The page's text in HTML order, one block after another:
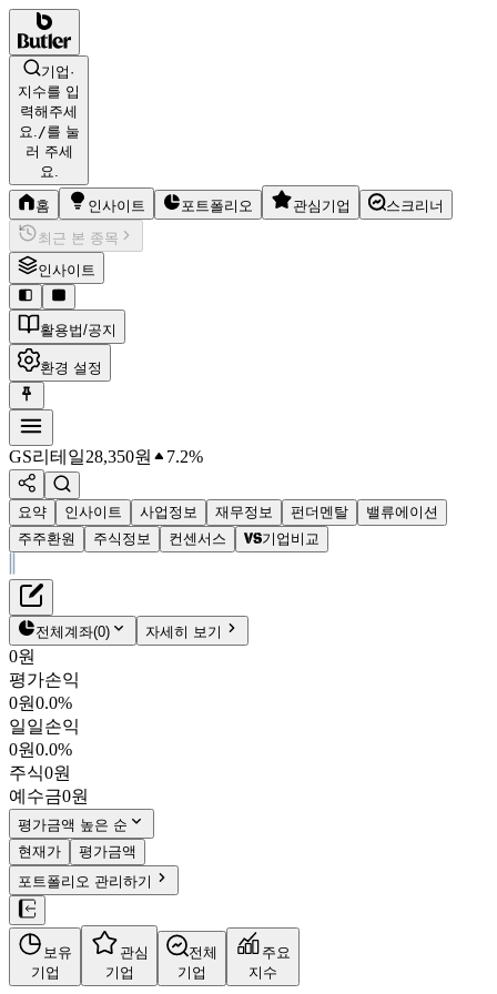
기업·
지수를 입
력해주세
요./를 눌
러 주세
요.
홈 인사이트 포트폴리오 관심기업
스크리너
최근 본 종목
인사이트
활용법/공지
환경 설정
GS리테일28,350원 7.2%
요약 인사이트 사업정보 재무정보 펀더멘탈
밸류에이션
주주환원
주식정보 컨센서스 기업비교
GS리테일
28,350원
007070
KOSPI
시가총액
PBR0.72
PER29.72
fPER 11.88
배당수익률2.12%
자사주비율0.05%
결산월12월
26.06
(
예상치 대비+1.9%
+8.5%
재무정보
펀더멘탈
밸류에이션
주주환원
컨센서스
주식정보
전체계좌(0) 자세히 보기
0원
평가손익
0원0.0%
일일손익
0원0.0%
주식0원
예수금0원
평가금액 높은 순
현재가
평가금액
포트폴리오 관리하기
보유
기업
관심
기업
전체
기업
주요
지수